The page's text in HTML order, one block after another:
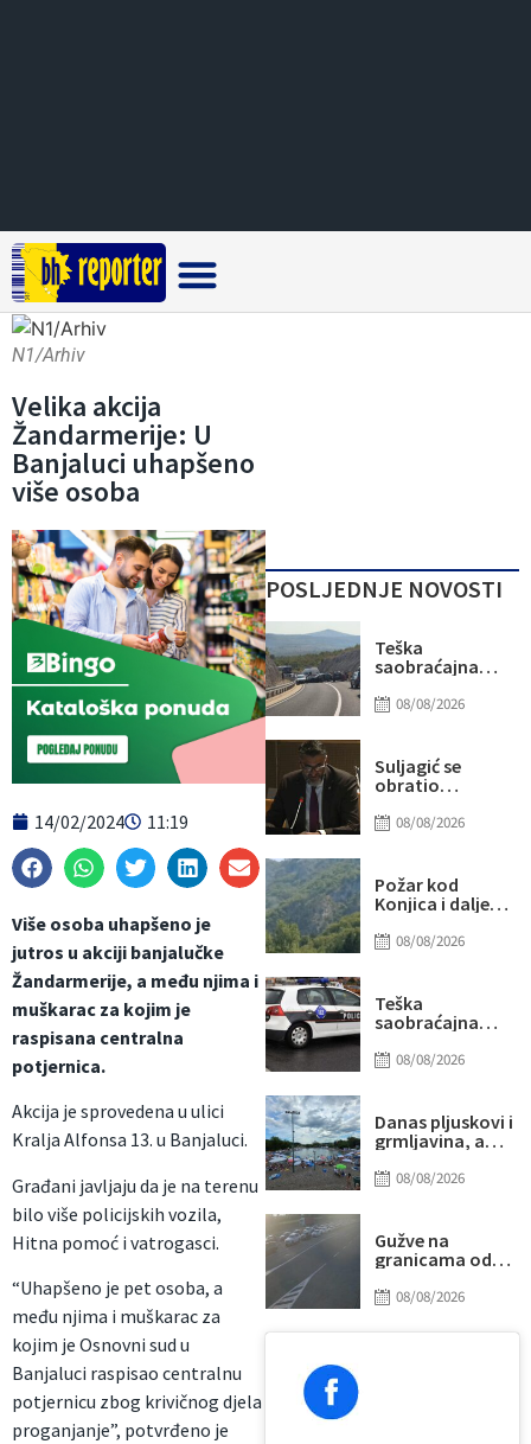
N1/Arhiv
Velika akcija
Žandarmerije: U
Banjaluci uhapšeno
više osoba
14/02/2024 11:19
Više osoba uhapšeno je
jutros u akciji banjalučke
Žandarmerije, a među njima i
muškarac za kojim je
raspisana centralna
potjernica.
Akcija je sprovedena u ulici
Kralja Alfonsa 13. u Banjaluci.
Građani javljaju da je na terenu
bilo više policijskih vozila,
Hitna pomoć i vatrogasci.
“Uhapšeno je pet osoba, a
među njima i muškarac za
kojim je Osnovni sud u
Banjaluci raspisao centralnu
potjernicu zbog krivičnog djela
proganjanje”, potvrđeno je
POSLJEDNJE NOVOSTI
Teška
saobraćajna
Stoca: Više
saobraćaj
potpuno
obustavljen
08/08/2026
Suljagić se
obratio
senatorima i
pridružio
kampanji
zastrašivanja
Bošnjaka!
08/08/2026
Požar kod
Konjica i dalje
manjeg
terenu
08/08/2026
Teška
saobraćajna
Teretno vozilo
biciklistu
08/08/2026
Danas pljuskovi i
grmljavina, a
toplotni talas
08/08/2026
Gužve na
granicama od
Duga
izlazu iz BiH, evo
08/08/2026